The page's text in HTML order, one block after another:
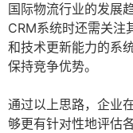
国际物流行业的发展
CRM系统时还需关注
和技术更新能力的系
保持竞争优势。
通过以上思路，企业
够更有针对性地评估